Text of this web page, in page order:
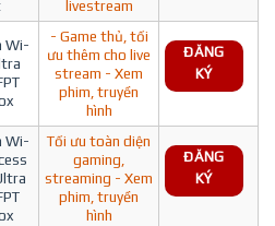
livestream
Wi-
- Game thủ, tối
ưu thêm cho live
stream - Xem
phim, truyền
hình
ĐĂNG
KÝ
Wi-
Tối ưu toàn diện
gaming,
streaming - Xem
phim, truyền
hình
ĐĂNG
KÝ